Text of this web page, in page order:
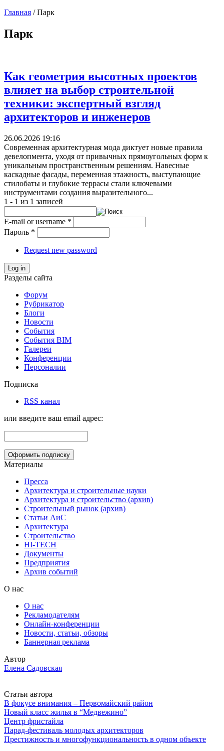
Главная / Парк
Парк
Как геометрия высотных проектов
влияет на выбор строительной
техники: экспертный взгляд
архитекторов и инженеров
26.06.2026 19:16
Современная архитектурная мода диктует новые правила
девелопмента, уходя от привычных прямоугольных форм к
уникальным пространственным решениям. Навесные
каскадные фасады, переменная этажность, выступающие
стилобаты и глубокие террасы стали ключевыми
инструментами создания выразительного...
1 - 1 из 1 записей
E-mail or username *
Пароль *
Request new password
Log in
Разделы сайта
Форум
Рубрикатор
Блоги
Новости
События
События BIM
Галереи
Конференции
Персоналии
Подписка
RSS канал
или введите ваш email адрес:
Материалы
Пресса
Архитектура и строительные науки
Архитектура и строительство (архив)
Строительный рынок (архив)
Статьи АиС
Архитектура
Строительство
HI-TECH
Документы
Предприятия
Архив событий
О нас
О нас
Рекламодателям
Онлайн-конференции
Новости, статьи, обзоры
Баннерная реклама
Автор
Елена Садовская
Статьи автора
В фокусе внимания – Первомайский район
Новый класс жилья в “Медвежино”
Центр фристайла
Парад-фестиваль молодых архитекторов
Престижность и многофункциональность в одном объекте